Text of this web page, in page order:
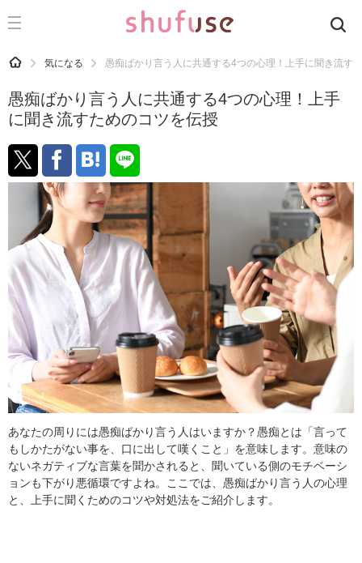
CATEGORY 記事カテゴリ
運気
洗濯
生活の知恵
お金
掃除
マナー
趣味
食材辞典
おすすめ
HOME 気になる 愚痴ばかり言う人に共通する4つの心理！上手に聞き流す
愚痴ばかり言う人に共通する4つの心理！上手
に聞き流すためのコツを伝授
あなたの周りには愚痴ばかり言う人はいますか？愚痴とは「言って
もしかたがない事を、口に出して嘆くこと」を意味します。意味の
ないネガティブな言葉を聞かされると、聞いている側のモチベーシ
ョンも下がり悪循環ですよね。ここでは、愚痴ばかり言う人の心理
と、上手に聞くためのコツや対処法をご紹介します。